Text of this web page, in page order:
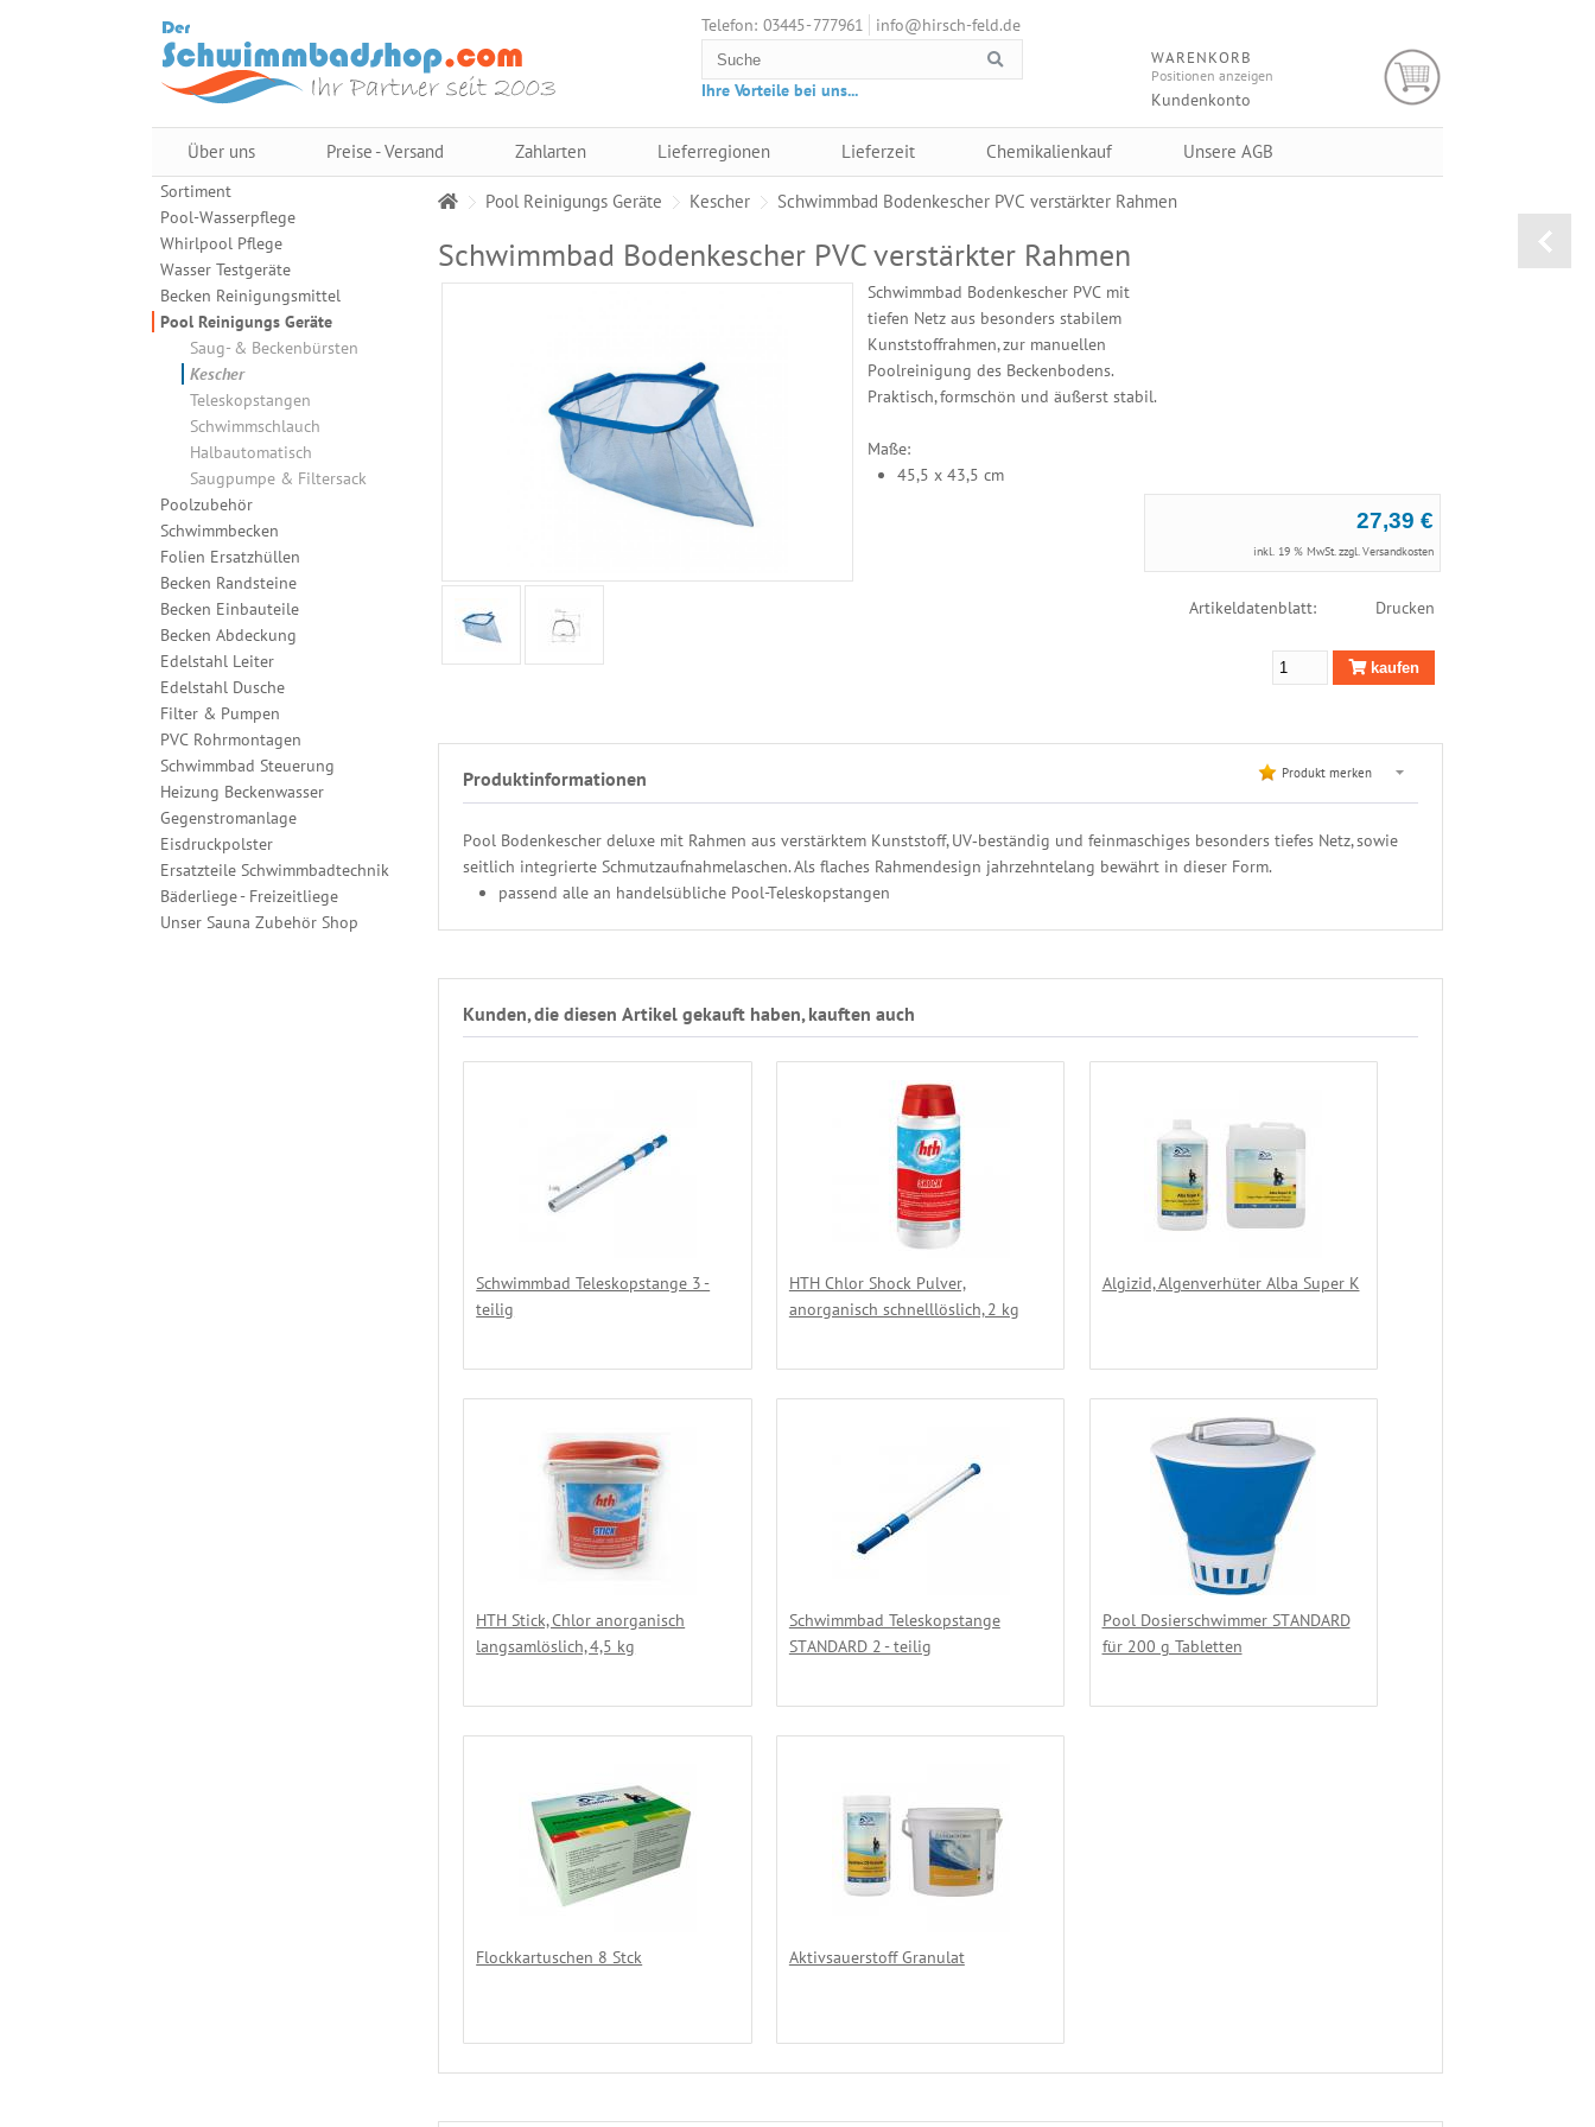
Pool Reinigungs Geräte Kescher Schwimmbad Bodenkescher PVC verstärkter Rahmen
Schwimmbad Bodenkescher PVC verstärkter Rahmen
Schwimmbad Bodenkescher PVC mit
tiefen Netz aus besonders stabilem
Kunststoffrahmen, zur manuellen
Poolreinigung des Beckenbodens.
Praktisch, formschön und äußerst stabil.
Maße:
45,5 x 43,5 cm
27,39 €
inkl. 19 % MwSt. zzgl.Versandkosten
Artikeldatenblatt: Drucken
kaufen
Produktinformationen Produkt merken
Pool Bodenkescher deluxe mit Rahmen aus verstärktem Kunststoff, UV‑beständig und feinmaschiges besonders tiefes Netz, sowie
seitlich integrierte Schmutzaufnahmelaschen. Als flaches Rahmendesign jahrzehntelang bewährt in dieser Form.
passend alle an handelsübliche Pool-Teleskopstangen
Kunden, die diesen Artikel gekauft haben, kauften auch
Schwimmbad Teleskopstange 3 -
teilig
HTH Chlor Shock Pulver,
anorganisch schnelllöslich, 2 kg
Algizid, Algenverhüter Alba Super K
HTH Stick, Chlor anorganisch
langsamlöslich, 4,5 kg
Schwimmbad Teleskopstange
STANDARD 2 - teilig
Pool Dosierschwimmer STANDARD
für 200 g Tabletten
Flockkartuschen 8 Stck Aktivsauerstoff Granulat
Sortiment
Pool-Wasserpflege
Whirlpool Pflege
Wasser Testgeräte
Becken Reinigungsmittel
Pool Reinigungs Geräte
Saug- & Beckenbürsten
Kescher
Teleskopstangen
Schwimmschlauch
Halbautomatisch
Saugpumpe & Filtersack
Poolzubehör
Schwimmbecken
Folien Ersatzhüllen
Becken Randsteine
Becken Einbauteile
Becken Abdeckung
Edelstahl Leiter
Edelstahl Dusche
Filter & Pumpen
PVC Rohrmontagen
Schwimmbad Steuerung
Heizung Beckenwasser
Gegenstromanlage
Eisdruckpolster
Ersatzteile Schwimmbadtechnik
Bäderliege - Freizeitliege
Unser Sauna Zubehör Shop
Telefon: 03445 - 777961 info@hirsch-feld.de
Ihre Vorteile bei uns...
WARENKORB
Positionen anzeigen
Kundenkonto
Über uns Preise - Versand Zahlarten Lieferregionen Lieferzeit Chemikalienkauf Unsere AGB